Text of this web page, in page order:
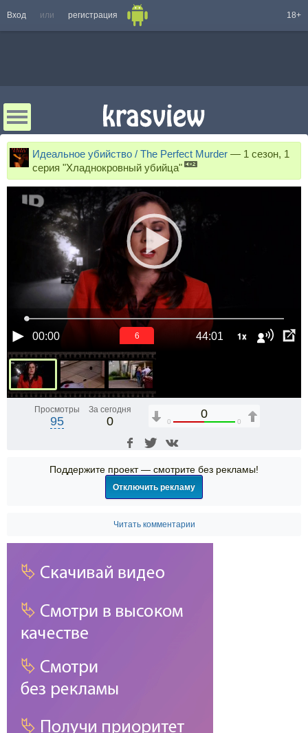
Вход или регистрация 18+
Идеальное убийство / The Perfect Murder — 1 сезон, 1
серия "Хладнокровный убийца"
00:00 44:01 1x
6
Просмотры
95
За сегодня
0
0
0 0
Поддержите проект — смотрите без рекламы!
Отключить рекламу
Читать комментарии